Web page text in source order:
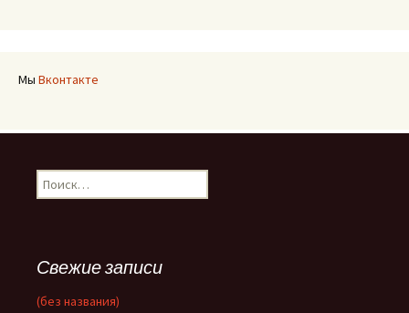
Мы Вконтакте
Найти:
Свежие записи
(без названия)